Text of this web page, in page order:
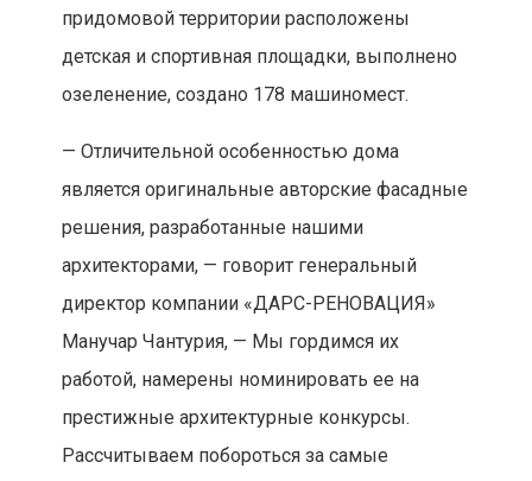
придомовой территории расположены
детская и спортивная площадки, выполнено
озеленение, создано 178 машиномест.
— Отличительной особенностью дома
является оригинальные авторские фасадные
решения, разработанные нашими
архитекторами, — говорит генеральный
директор компании «ДАРС-РЕНОВАЦИЯ»
Манучар Чантурия, — Мы гордимся их
работой, намерены номинировать ее на
престижные архитектурные конкурсы.
Рассчитываем побороться за самые